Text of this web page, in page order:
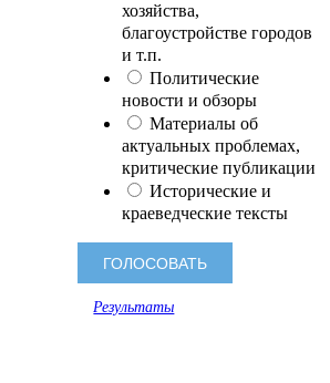
хозяйства,
благоустройстве городов
и т.п.
Политические
новости и обзоры
Материалы об
актуальных проблемах,
критические публикации
Исторические и
краеведческие тексты
Результаты